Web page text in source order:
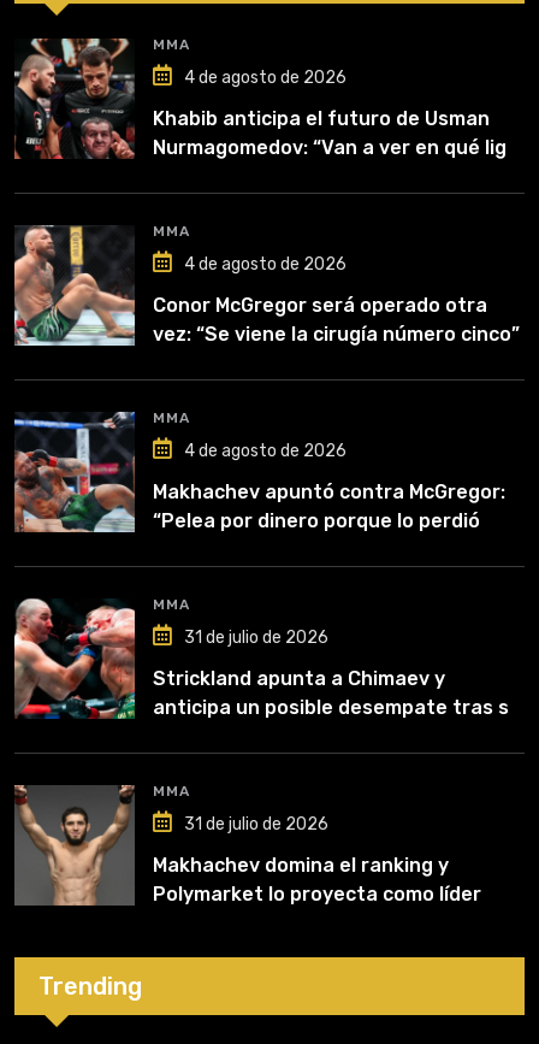
MMA
4 de agosto de 2026
Khabib anticipa el futuro de Usman
Nurmagomedov: “Van a ver en qué liga
MMA
4 de agosto de 2026
Conor McGregor será operado otra
vez: “Se viene la cirugía número cinco”
MMA
4 de agosto de 2026
Makhachev apuntó contra McGregor:
“Pelea por dinero porque lo perdió
MMA
31 de julio de 2026
Strickland apunta a Chimaev y
anticipa un posible desempate tras su
MMA
31 de julio de 2026
Makhachev domina el ranking y
Polymarket lo proyecta como líder
Trending